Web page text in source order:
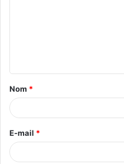
t
a
i
e
*
Nom *
E-mail *